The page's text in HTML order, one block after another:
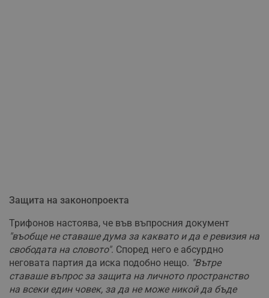
Защита на законопроекта
Трифонов настоява, че във въпросния документ
"въобще не ставаше дума за каквато и да е ревизия на
свободата на словото". Според него е абсурдно
неговата партия да иска подобно нещо. "Вътре
ставаше въпрос за защита на личното пространство
на всеки един човек, за да не може никой да бъде